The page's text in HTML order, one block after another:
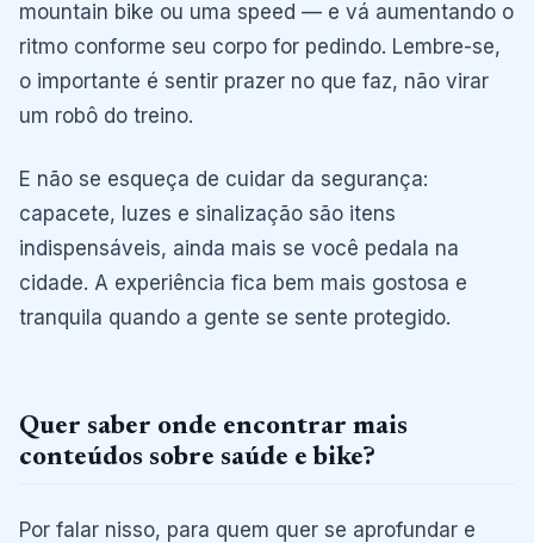
mountain bike ou uma speed — e vá aumentando o
ritmo conforme seu corpo for pedindo. Lembre-se,
o importante é sentir prazer no que faz, não virar
um robô do treino.
E não se esqueça de cuidar da segurança:
capacete, luzes e sinalização são itens
indispensáveis, ainda mais se você pedala na
cidade. A experiência fica bem mais gostosa e
tranquila quando a gente se sente protegido.
Quer saber onde encontrar mais
conteúdos sobre saúde e bike?
Por falar nisso, para quem quer se aprofundar e